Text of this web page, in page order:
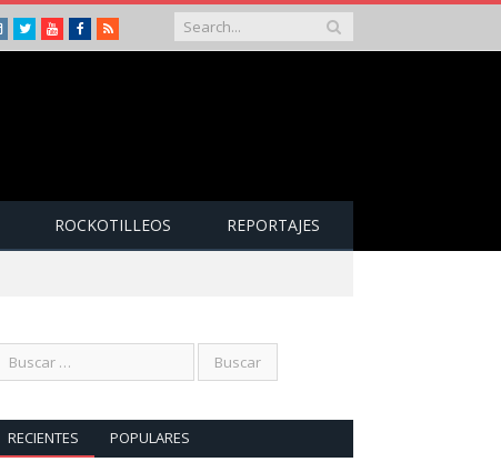
Instagram
TwitterYoutubeFacebook
RSS
ROCKOTILLEOS REPORTAJES
RECIENTES POPULARES